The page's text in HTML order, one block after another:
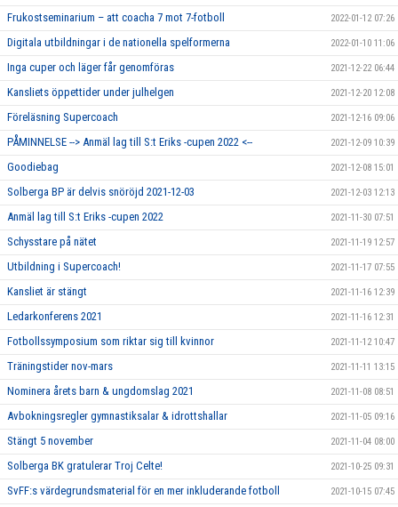
Frukostseminarium – att coacha 7 mot 7-fotboll 2022-01-12 07:26
Digitala utbildningar i de nationella spelformerna 2022-01-10 11:06
Inga cuper och läger får genomföras 2021-12-22 06:44
Kansliets öppettider under julhelgen 2021-12-20 12:08
Föreläsning Supercoach 2021-12-16 09:06
PÅMINNELSE --> Anmäl lag till S:t Eriks -cupen 2022 <-- 2021-12-09 10:39
Goodiebag 2021-12-08 15:01
Solberga BP är delvis snöröjd 2021-12-03 2021-12-03 12:13
Anmäl lag till S:t Eriks -cupen 2022 2021-11-30 07:51
Schysstare på nätet 2021-11-19 12:57
Utbildning i Supercoach! 2021-11-17 07:55
Kansliet är stängt 2021-11-16 12:39
Ledarkonferens 2021 2021-11-16 12:31
Fotbollssymposium som riktar sig till kvinnor 2021-11-12 10:47
Träningstider nov-mars 2021-11-11 13:15
Nominera årets barn & ungdomslag 2021 2021-11-08 08:51
Avbokningsregler gymnastiksalar & idrottshallar 2021-11-05 09:16
Stängt 5 november 2021-11-04 08:00
Solberga BK gratulerar Troj Celte! 2021-10-25 09:31
SvFF:s värdegrundsmaterial för en mer inkluderande fotboll 2021-10-15 07:45